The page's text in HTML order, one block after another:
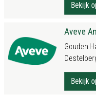
Bekijk
Aveve
Gouden
Bekijk